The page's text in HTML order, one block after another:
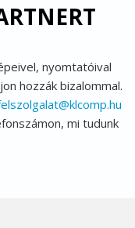
nyomtatóival
hozzák bizalommal.
mi tudunk